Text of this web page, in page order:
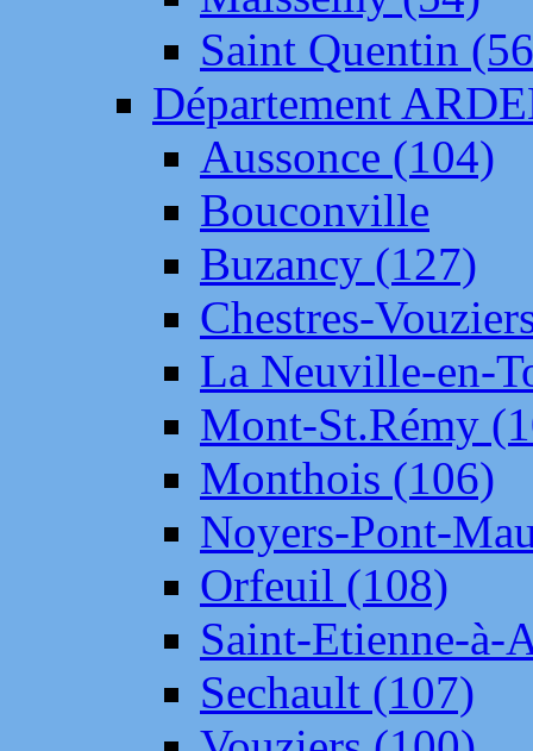
Saint Quentin
Département
Aussonce (104)
Bouconville
Buzancy (127)
Chestres-
La Neuville-en-
Mont-St.Rémy
Monthois (106)
Noyers-Pont-
Orfeuil (108)
Saint-Etienne-à-
Sechault (107)